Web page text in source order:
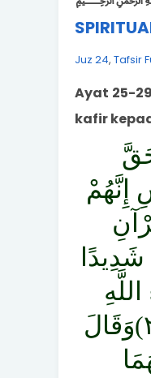
Juz 24, Tafsir
Ayat 25-
kafir
إِنَّهُمْ
شَدِيدًا
اللَّهِ
النَّارُ لَهُمْ فِيهَا دَارُ الْخُلْدِ جَزَاءً بِمَا كَانُوا بِآيَاتِنَا يَجْحَدُونَ (٢٨)وَقَالَ